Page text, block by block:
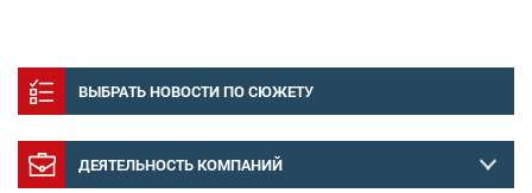
ВЫБРАТЬ НОВОСТИ ПО СЮЖЕТУ
ДЕЯТЕЛЬНОСТЬ КОМПАНИЙ